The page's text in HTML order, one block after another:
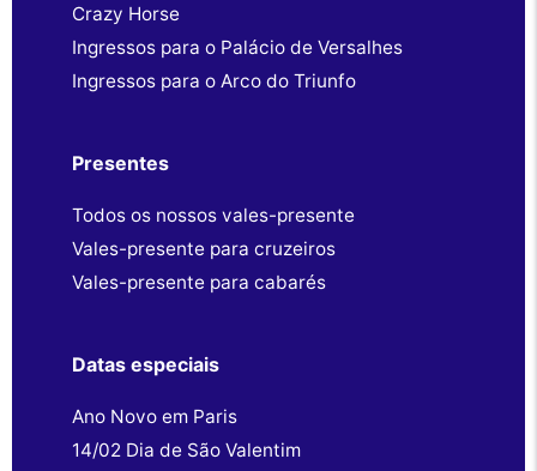
Crazy Horse
Ingressos para o Palácio de Versalhes
Ingressos para o Arco do Triunfo
Presentes
Todos os nossos vales-presente
Vales-presente para cruzeiros
Vales-presente para cabarés
Datas especiais
Ano Novo em Paris
14/02 Dia de São Valentim